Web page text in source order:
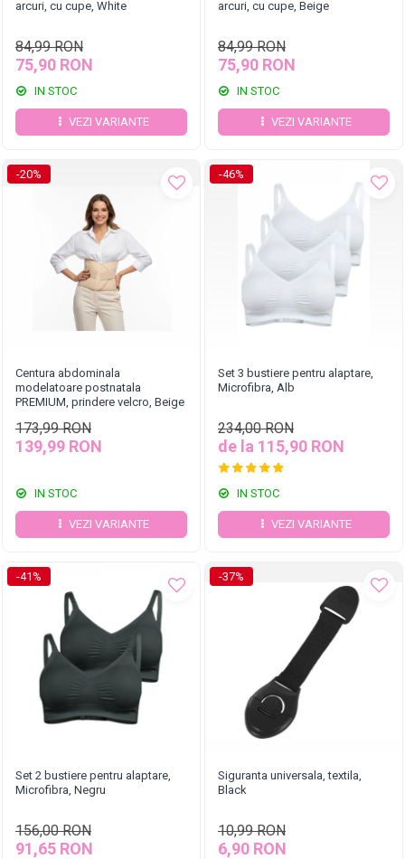
arcuri, cu cupe, White
84,99 RON
75,90 RON
IN STOC
VEZI VARIANTE
arcuri, cu cupe, Beige
84,99 RON
75,90 RON
IN STOC
VEZI VARIANTE
-20%
Centura abdominala
modelatoare postnatala
PREMIUM, prindere velcro, Beige
173,99 RON
139,99 RON
IN STOC
VEZI VARIANTE
-46%
Set 3 bustiere pentru alaptare,
Microfibra, Alb
234,00 RON
de la 115,90 RON
IN STOC
VEZI VARIANTE
-41%
Set 2 bustiere pentru alaptare,
Microfibra, Negru
156,00 RON
91,65 RON
-37%
Siguranta universala, textila,
Black
10,99 RON
6,90 RON